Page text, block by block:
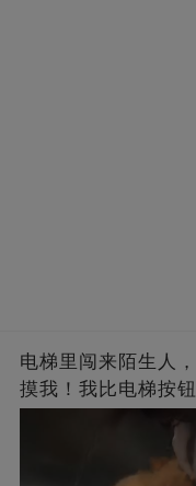
电梯里闯来陌生人
摸我！我比电梯按